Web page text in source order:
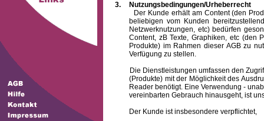
3.
Nutzungsbedingungen/Urheberrecht
Der Kunde erhält am Content (den
beliebigen vom Kunden
Netzwerknutzungen, etc) bedürfen
Content, zB Texte, Graphiken, etc (den
Produkte) im Rahmen dieser AGB zu
Verfügung zu stellen.
Die Dienstleistungen umfassen den Zugriff
(Produkte) mit der Möglichkeit des
Reader benötigt. Eine Verwendung -
vereinbarten Gebrauch hinausgeht, ist
Der Kunde ist insbesondere verpflichtet,